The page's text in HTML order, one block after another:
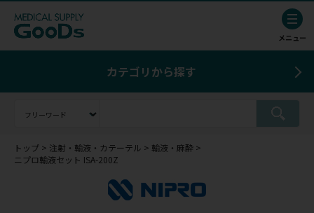
カテゴリから探す
トップ 注射・輸液・カテーテル
輸液・麻酔
ニプロ輸液セット ISA-200Z